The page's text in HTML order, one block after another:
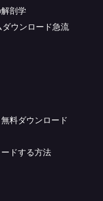
剖学
ウンロード急流
料ダウンロード
ドする方法